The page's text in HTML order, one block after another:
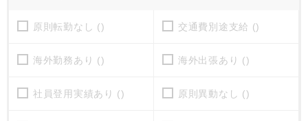
原則転勤なし () 交通費別途支給 ()
海外勤務あり () 海外出張あり ()
社員登用実績あり () 原則異動なし ()